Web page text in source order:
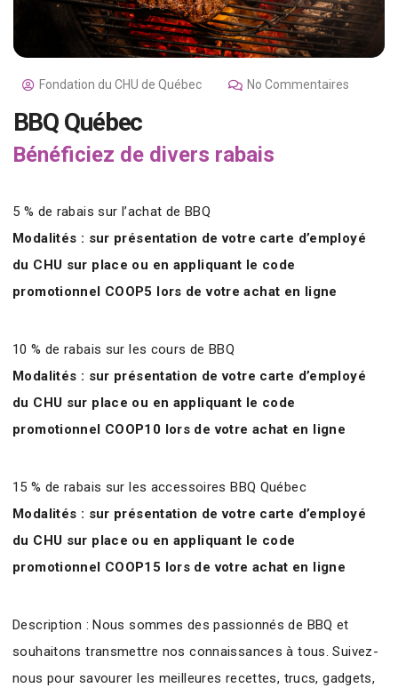
Fondation du CHU de Québec No Commentaires
BBQ Québec
Bénéficiez de divers rabais
5 % de rabais sur l’achat de BBQ
Modalités : sur présentation de votre carte d’employé
du CHU sur place ou en appliquant le code
promotionnel COOP5 lors de votre achat en ligne
10 % de rabais sur les cours de BBQ
Modalités : sur présentation de votre carte d’employé
du CHU sur place ou en appliquant le code
promotionnel COOP10 lors de votre achat en ligne
15 % de rabais sur les accessoires BBQ Québec
Modalités : sur présentation de votre carte d’employé
du CHU sur place ou en appliquant le code
promotionnel COOP15 lors de votre achat en ligne
Description : Nous sommes des passionnés de BBQ et
souhaitons transmettre nos connaissances à tous. Suivez-
nous pour savourer les meilleures recettes, trucs, gadgets,